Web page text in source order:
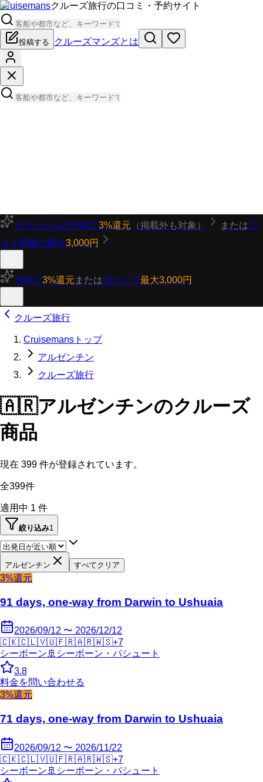
Cruisemansクルーズ旅行の口コミ・予約サイト
投稿する クルーズマンズとは
サイトからの予約で3%還元 （掲載外も対象） または口
コミ投稿で最大3,000円
予約で3%還元 または口コミで最大3,000円
クルーズ旅行
Cruisemansトップ
アルゼンチン
クルーズ旅行
🇦🇷アルゼンチンのクルーズ
商品
現在 399 件が登録されています。
全399件
適用中 1 件
絞り込み1
アルゼンチン すべてクリア
3%還元
91 days, one-way from Darwin to Ushuaia
2026/09/12 〜 2026/12/12
🇨🇰🇨🇱🇻🇺🇫🇷🇦🇷🇼🇸+7
シーボーン 🚢 シーボーン・パシュート
3.8
料金を問い合わせる
3%還元
71 days, one-way from Darwin to Ushuaia
2026/09/12 〜 2026/11/22
🇨🇰🇨🇱🇻🇺🇫🇷🇦🇷🇼🇸+7
シーボーン 🚢 シーボーン・パシュート